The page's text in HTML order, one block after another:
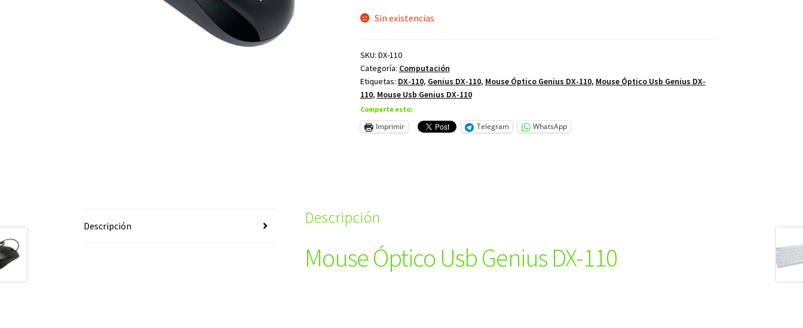
$7,00.$5,60.
Sin existencias
SKU: DX-110
Categoría: Computación
Etiquetas: DX-110, Genius DX-110, Mouse Óptico Genius DX-110, Mouse Óptico Usb Genius DX-
110, Mouse Usb Genius DX-110
Comparte esto:
Imprimir Telegram WhatsApp
Descripción Descripción
Mouse Óptico Usb Genius DX-110